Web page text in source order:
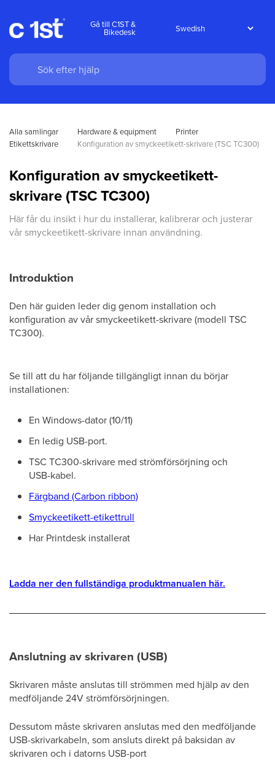
Gå till C1ST &
Bikedesk
Alla samlingar Hardware & equipment
Printer
Etikettskrivare
Konfiguration av smyckeetikett-skrivare (TSC TC300)
Konfiguration av smyckeetikett-
skrivare (TSC TC300)
Här får du insikt i hur du installerar, kalibrerar och justerar
vår smyckeetikett-skrivare innan användning.
Introduktion
Den här guiden leder dig genom installation och
konfiguration av vår smyckeetikett-skrivare (modell TSC
TC300).
Se till att du har följande tillgängligt innan du börjar
installationen:
En Windows-dator (10/11)
En ledig USB-port.
TSC TC300-skrivare med strömförsörjning och
USB-kabel.
Färgband (Carbon ribbon)
Smyckeetikett-etikettrull
Har Printdesk installerat
Ladda ner den fullständiga produktmanualen här.
Anslutning av skrivaren (USB)
Skrivaren måste anslutas till strömmen med hjälp av den
medföljande 24V strömförsörjningen.
Dessutom måste skrivaren anslutas med den medföljande
USB-skrivarkabeln, som ansluts direkt på baksidan av
skrivaren och i datorns USB-port